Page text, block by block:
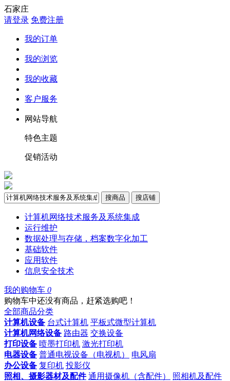
石家庄
请登录 免费注册
我的订单
我的浏览
我的收藏
客户服务
网站导航
特色主题
促销活动
搜商品 搜店铺
计算机网络技术服务及系统集成
运行维护
数据处理与存储，档案数字化加工
基础软件
应用软件
信息安全技术
我的购物车 0
购物车中还没有商品，赶紧选购吧！
全部商品分类
计算机设备 台式计算机 平板式微型计算机
计算机网络设备 路由器 交换设备
打印设备 喷墨打印机 激光打印机
电器设备 普通电视设备（电视机）
电风扇
办公设备 复印机 投影仪
照相、摄影器材及配件 通用摄像机（含配件）
照相机及配件